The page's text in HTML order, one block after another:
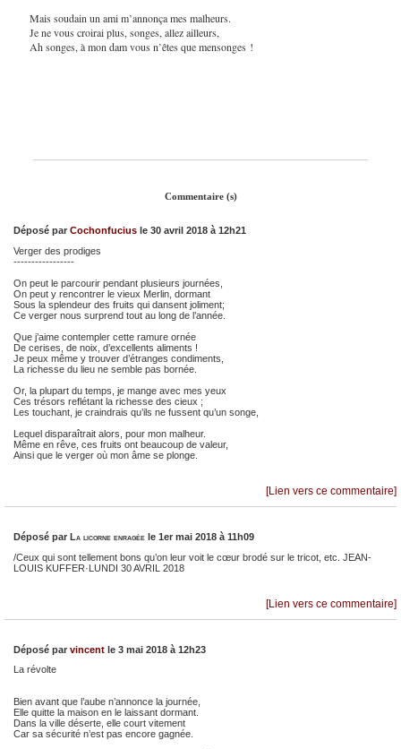
Mais soudain un ami m’annonça mes malheurs.
Je ne vous croirai plus, songes, allez ailleurs,
Ah songes, à mon dam vous n’êtes que mensonges !
Commentaire (s)
Déposé par Cochonfucius le 30 avril 2018 à 12h21
Verger des prodiges
-----------------
On peut le parcourir pendant plusieurs journées,
On peut y rencontrer le vieux Merlin, dormant
Sous la splendeur des fruits qui dansent joliment;
Ce verger nous surprend tout au long de l’année.
Que j’aime contempler cette ramure ornée
De cerises, de noix, d’excellents aliments !
Je peux même y trouver d’étranges condiments,
La richesse du lieu ne semble pas bornée.
Or, la plupart du temps, je mange avec mes yeux
Ces trésors reflétant la richesse des cieux ;
Les touchant, je craindrais qu’ils ne fussent qu’un songe,
Lequel disparaîtrait alors, pour mon malheur.
Même en rêve, ces fruits ont beaucoup de valeur,
Ainsi que le verger où mon âme se plonge.
[Lien vers ce commentaire]
Déposé par La licorne enragée le 1er mai 2018 à 11h09
/Ceux qui sont tellement bons qu’on leur voit le cœur brodé sur le tricot, etc. JEAN-
LOUIS KUFFER·LUNDI 30 AVRIL 2018
[Lien vers ce commentaire]
Déposé par vincent le 3 mai 2018 à 12h23
La révolte
Bien avant que l’aube n’annonce la journée,
Elle quitte la maison en le laissant dormant.
Dans la ville déserte, elle court vitement
Car sa sécurité n’est pas encore gagnée.